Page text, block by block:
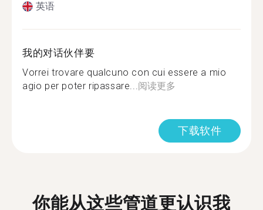
英语
我的对话伙伴要
Vorrei trovare qualcuno con cui essere a mio
agio per poter ripassare...阅读更多
下载软件
你能从这些管道更认识我